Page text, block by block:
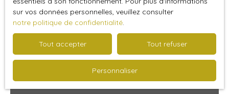
Vendu
sur vos données personnelles, veuillez consulter
notre politique de confidentialité.
Tout accepter Tout refuser
Personnaliser